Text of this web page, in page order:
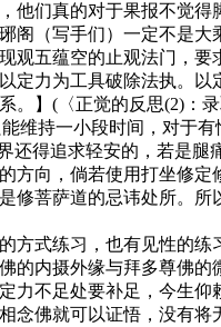
他们真的对于果报不觉得
阁（写手们）一定不是大
观五蕴空的止观法门，要
定力为工具破除法执。以
。】(〈正觉的反思(2)：
维持一小段时间，对于
还得追求轻安的，若是腿
方向，倘若使用打坐修定
修菩萨道的忌讳处所。所
方式练习，也有见性的练
的内摄外缘与拜多尊佛的
力不足处要补足，今生仰
念佛就可以证悟，没有将